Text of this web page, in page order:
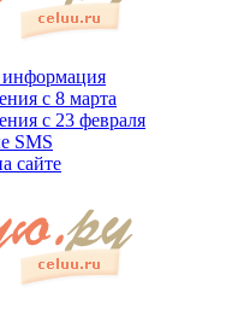
информация
с 8 марта
с 23 февраля
SMS
сайте